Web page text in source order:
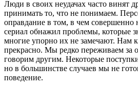
Люди в своих неудачах часто винят
принимать то, что не понимаем.
оправдание в том, в чем
сериал обнажил проблемы, которые
многие упорно их не замечают. Нам
прекрасно. Мы редко переживаем за
говорим другим. Некоторые
но в большинстве случаев мы не
поведение.